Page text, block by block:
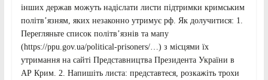
інших держав можуть надіслати листи підтримки кримським
політв’язням, яких незаконно утримує рф. Як долучитися: 1.
Перегляньте список політв’язнів та мапу
(https://ppu.gov.ua/political-prisoners/…) з місцями їх
утримання на сайті Представництва Президента України в
АР Крим. 2. Напишіть листа: представтеся, розкажіть трохи